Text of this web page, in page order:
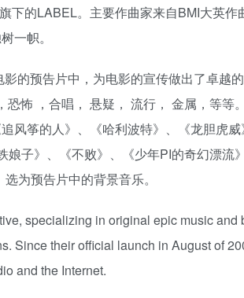
的LABEL。主要作曲家来自BMI大英
一帜。
的预告片中，为电影的宣传做出了卓越的
怖 ，合唱， 悬疑， 流行， 金属，等等。
筝的人》、《哈利波特》、《龙胆虎威
子》、《不败》、《少年PI的奇幻漂
为预告片中的背景音乐。
specializing in original epic music
Since their official launch in August of
and the Internet.